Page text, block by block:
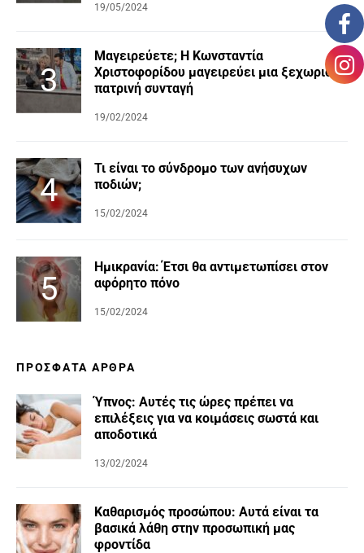
19/05/2024
Μαγειρεύετε; Η Κωνσταντία
Χριστοφορίδου μαγειρεύει μια ξεχωριστή
πατρινή συνταγή
19/02/2024
Τι είναι το σύνδρομο των ανήσυχων
ποδιών;
15/02/2024
Ημικρανία: Έτσι θα αντιμετωπίσει στον
αφόρητο πόνο
15/02/2024
ΠΡΌΣΦΑΤΑ ΆΡΘΡΑ
Ύπνος: Αυτές τις ώρες πρέπει να
επιλέξεις για να κοιμάσεις σωστά και
αποδοτικά
13/02/2024
Καθαρισμός προσώπου: Αυτά είναι τα
βασικά λάθη στην προσωπική μας
φροντίδα